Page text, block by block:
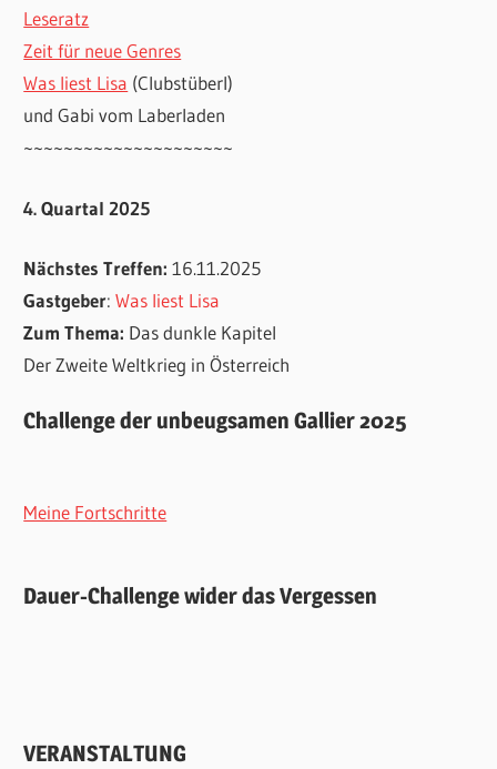
Leseratz
Zeit für neue Genres
Was liest Lisa (Clubstüberl)
und Gabi vom Laberladen
~~~~~~~~~~~~~~~~~~~~~
4. Quartal 2025
Nächstes Treffen:16.11.2025
Gastgeber:Was liest Lisa
Zum Thema: Das dunkle Kapitel
Der Zweite Weltkrieg in Österreich
Challenge der unbeugsamen Gallier 2025
Meine Fortschritte
Dauer-Challenge wider das Vergessen
VERANSTALTUNG